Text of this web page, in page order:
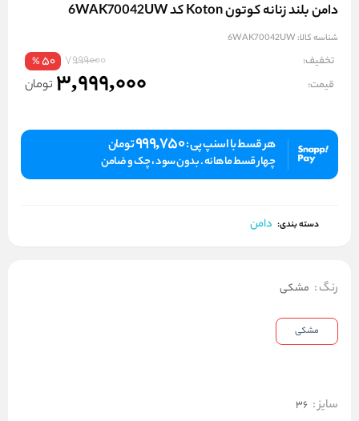
دامن بلند زنانه کوتون Koton کد 6WAK70042UW
شناسه کالا: 6WAK70042UW
تخفیف: 7999000
50
%
قیمت: 3,999,000 تومان
هر قسط با اسنپ پی :999,750تومان
چهار قسط ماهانه . بدون سود ، چک و ضامن
دسته بندی: دامن
رنگ: مشکی
مشکی
سایز:
36